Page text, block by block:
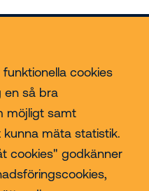
cookies
en så bra
möjligt samt
mäta statistik.
cookies" godkänner